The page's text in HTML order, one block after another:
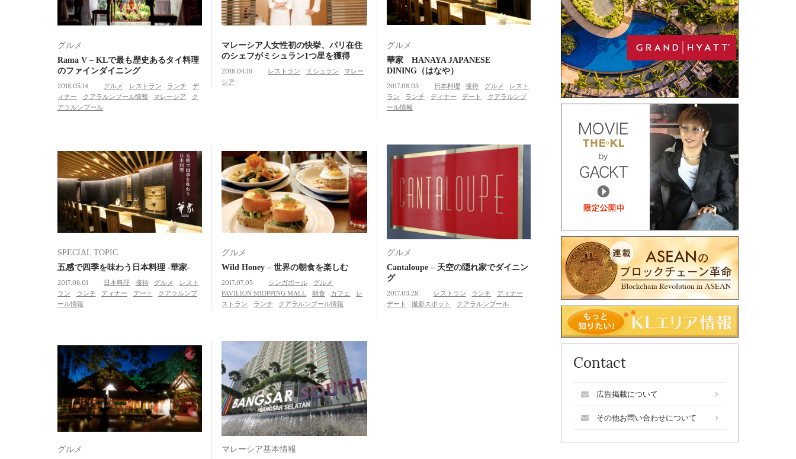
グルメ
Rama V – KLで最も歴史あるタイ料理
のファインダイニング
2018.05.14 グルメ レストラン ランチ
デ
ィナー
クアラルンプール情報 マレーシア
ク
アラルンプール
マレーシア人女性初の快挙、パリ在住
のシェフがミシュラン1つ星を獲得
2018.04.19 レストラン ミシュラン
マレー
シア
グルメ
華家 HANAYA JAPANESE
DINING（はなや）
2017.08.03 日本料理 接待 グルメ
レスト
ラン
ランチ ディナー デート
クアラルンプ
ール情報
SPECIAL TOPIC
五感で四季を味わう日本料理 -華家-
2017.08.01 日本料理 接待 グルメ
レスト
ラン
ランチ ディナー デート
クアラルンプ
ール情報
グルメ
Wild Honey – 世界の朝食を楽しむ
2017.07.05 シンガポール
グルメ
PAVILION SHOPPING MALL
朝食 カフェ
レ
ストラン
ランチ クアラルンプール情報
グルメ
Cantaloupe – 天空の隠れ家でダイニン
グ
2017.03.28 レストラン ランチ
ディナー
デート
撮影スポット クアラルンプール
グルメ
マレーシア基本情報
Contact
広告掲載について
その他お問い合わせについて